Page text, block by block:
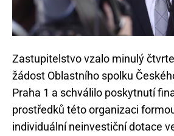
Zastupitelstvo vzalo minulý
žádost Oblastního spolku
Praha 1 a schválilo poskytnutí
prostředků této organizaci
individuální neinvestiční dotace